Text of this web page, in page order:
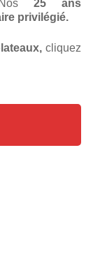
Nos 25 ans
privilégié.
cliquez